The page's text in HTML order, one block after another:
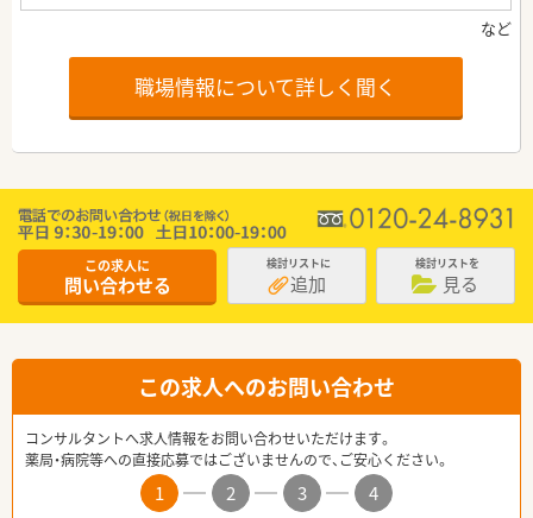
職場情報について詳しく聞く
この求人に
問い合わせる
検討リストに
追加
検討リストを
見る
この求人へのお問い合わせ
コンサルタントへ求人情報をお問い合わせいただけます。
薬局・病院等への直接応募ではございませんので、ご安心ください。
1 2 3 4